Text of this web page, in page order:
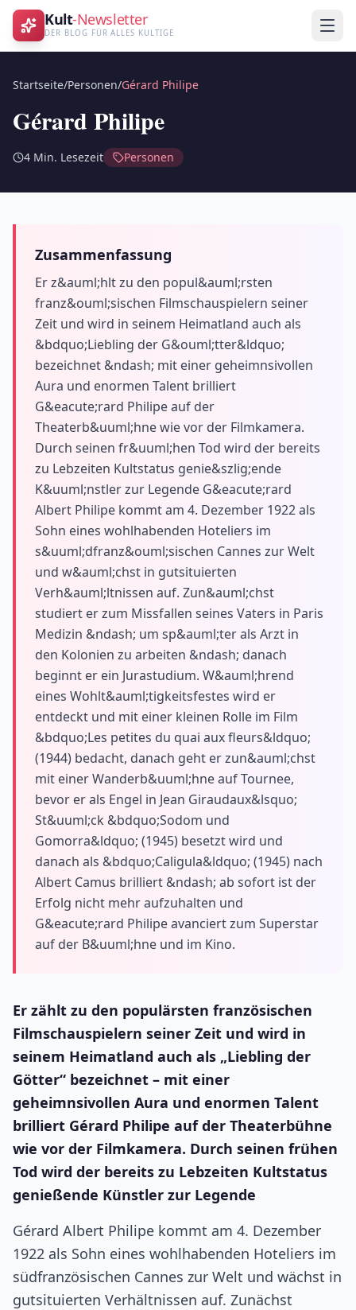
Kult-Newsletter
DER BLOG FÜR ALLES KULTIGE
Startseite/Personen/Gérard Philipe
Gérard Philipe
4 Min. Lesezeit Personen
Zusammenfassung
Er z&auml;hlt zu den popul&auml;rsten
franz&ouml;sischen Filmschauspielern seiner
Zeit und wird in seinem Heimatland auch als
&bdquo;Liebling der G&ouml;tter&ldquo;
bezeichnet &ndash; mit einer geheimnsivollen
Aura und enormen Talent brilliert
G&eacute;rard Philipe auf der
Theaterb&uuml;hne wie vor der Filmkamera.
Durch seinen fr&uuml;hen Tod wird der bereits
zu Lebzeiten Kultstatus genie&szlig;ende
K&uuml;nstler zur Legende G&eacute;rard
Albert Philipe kommt am 4. Dezember 1922 als
Sohn eines wohlhabenden Hoteliers im
s&uuml;dfranz&ouml;sischen Cannes zur Welt
und w&auml;chst in gutsituierten
Verh&auml;ltnissen auf. Zun&auml;chst
studiert er zum Missfallen seines Vaters in Paris
Medizin &ndash; um sp&auml;ter als Arzt in
den Kolonien zu arbeiten &ndash; danach
beginnt er ein Jurastudium. W&auml;hrend
eines Wohlt&auml;tigkeitsfestes wird er
entdeckt und mit einer kleinen Rolle im Film
&bdquo;Les petites du quai aux fleurs&ldquo;
(1944) bedacht, danach geht er zun&auml;chst
mit einer Wanderb&uuml;hne auf Tournee,
bevor er als Engel in Jean Giraudaux&lsquo;
St&uuml;ck &bdquo;Sodom und
Gomorra&ldquo; (1945) besetzt wird und
danach als &bdquo;Caligula&ldquo; (1945) nach
Albert Camus brilliert &ndash; ab sofort ist der
Erfolg nicht mehr aufzuhalten und
G&eacute;rard Philipe avanciert zum Superstar
auf der B&uuml;hne und im Kino.
Er zählt zu den populärsten französischen
Filmschauspielern seiner Zeit und wird in
seinem Heimatland auch als „Liebling der
Götter“ bezeichnet – mit einer
geheimnsivollen Aura und enormen Talent
brilliert Gérard Philipe auf der Theaterbühne
wie vor der Filmkamera. Durch seinen frühen
Tod wird der bereits zu Lebzeiten Kultstatus
genießende Künstler zur Legende
Gérard Albert Philipe kommt am 4. Dezember
1922 als Sohn eines wohlhabenden Hoteliers im
südfranzösischen Cannes zur Welt und wächst in
gutsituierten Verhältnissen auf. Zunächst